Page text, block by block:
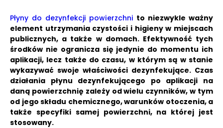
Płyny do dezynfekcji powierzchni to niezwykle ważny
element utrzymania czystości i higieny w miejscach
publicznych, a także w domach.Efektywność tych
środków nie ogranicza się jedynie do momentu ich
aplikacji, lecz także do czasu, w którym są w stanie
wykazywać swoje właściwości dezynfekujące. Czas
działania płynu dezynfekującego po aplikacji na
daną powierzchnię zależy od wielu czynników, w tym
od jego składu chemicznego, warunków otoczenia, a
także specyfiki samej powierzchni, na której jest
stosowany.